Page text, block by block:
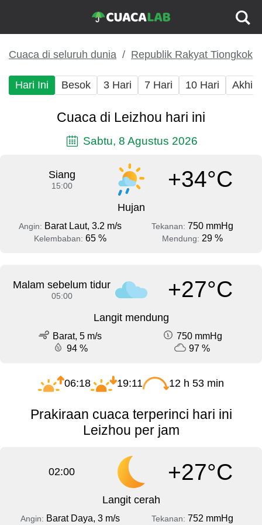
Cuaca di seluruh dunia Republik Rakyat Tiongkok
Hari Ini Besok 3 Hari 7 Hari 10 Hari Akhir
Cuaca di Leizhou hari ini
Sabtu, 8 Agustus 2026
Siang
15:00 +34°C
Hujan
Angin: Barat Laut, 3.2 m/s Tekanan: 750 mmHg
Kelembaban: 65 % Mendung: 29 %
Malam sebelum tidur
05:00 +27°C
Langit mendung
Barat, 5 m/s
750 mmHg
94 %
97 %
06:18 19:11 12 h 53 min
Prakiraan cuaca terperinci hari ini
Leizhou per jam
02:00 +27°C
Langit cerah
Angin: Barat Daya, 3 m/s Tekanan: 752 mmHg